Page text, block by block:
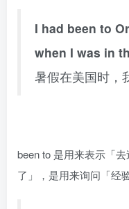
I had been to
when I was in
暑假在美国时，
been to 是用来表示「
了」，是用来询问「经验